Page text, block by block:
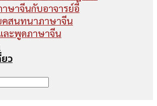
าษาจีนกับอาจารย์อี้
คสนทนาภาษาจีน
ละพูดภาษาจีน
ว